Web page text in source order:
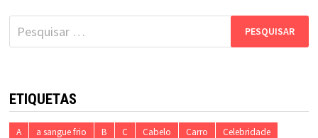
Pesquisar
por:
ETIQUETAS
A a sangue frio B C Cabelo Carro
Celebridade